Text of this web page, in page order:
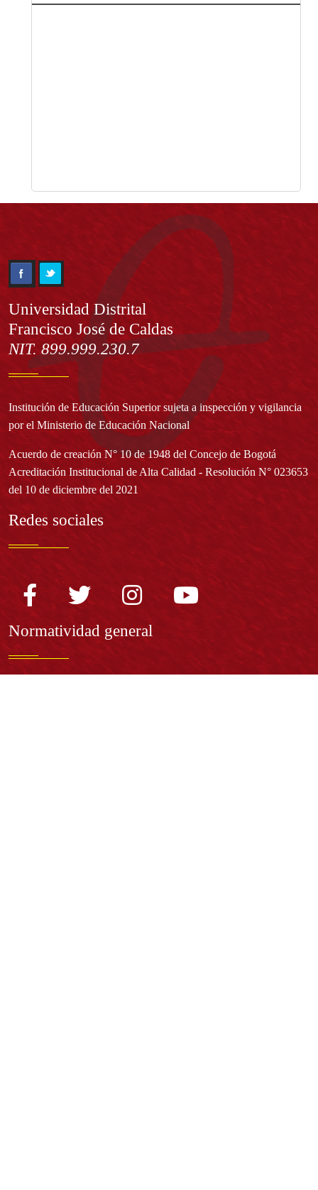
Información
Universidad Distrital
Francisco José de Caldas
NIT. 899.999.230.7
Institución de Educación Superior sujeta a inspección y vigilancia
por el Ministerio de Educación Nacional
Acuerdo de creación N° 10 de 1948 del Concejo de Bogotá
Acreditación Institucional de Alta Calidad - Resolución N° 023653
del 10 de diciembre del 2021
Redes sociales
Normatividad general